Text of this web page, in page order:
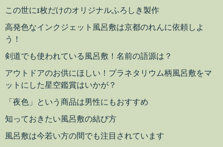
この世に1枚だけのオリジナルふろしき製作
高発色なインクジェット風呂敷は京都のれんに依頼しよ
う！
剣道でも使われている風呂敷！名前の語源は？
アウトドアのお供にほしい！プラネタリウム柄風呂敷をマ
ットにした星空鑑賞はいかが？
「夜色」という商品は男性にもおすすめ
知っておきたい風呂敷の結び方
風呂敷は今若い方の間でも注目されています